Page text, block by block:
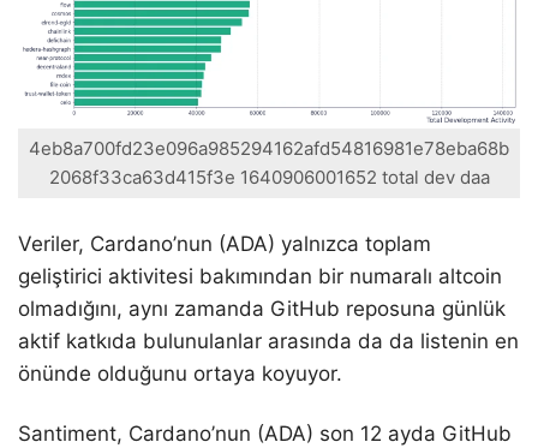
4eb8a700fd23e096a985294162afd54816981e78eba68b
2068f33ca63d415f3e 1640906001652 total dev daa
Veriler, Cardano’nun (ADA) yalnızca toplam
geliştirici aktivitesi bakımından bir numaralı altcoin
olmadığını, aynı zamanda GitHub reposuna günlük
aktif katkıda bulunulanlar arasında da da listenin en
önünde olduğunu ortaya koyuyor.
Santiment, Cardano’nun (ADA) son 12 ayda GitHub